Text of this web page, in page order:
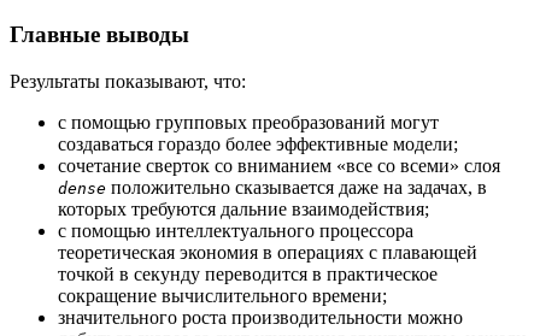
Главные выводы
Результаты показывают, что:
с помощью групповых преобразований могут
создаваться гораздо более эффективные модели;
сочетание сверток со вниманием «все со всеми» слоя
dense положительно сказывается даже на задачах, в
которых требуются дальние взаимодействия;
с помощью интеллектуального процессора
теоретическая экономия в операциях с плавающей
точкой в секунду переводится в практическое
сокращение вычислительного времени;
значительного роста производительности можно